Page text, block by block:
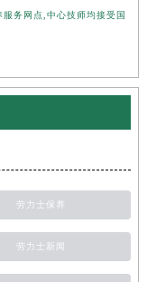
务网点,中心技师均接受国
劳力士保养
劳力士新闻